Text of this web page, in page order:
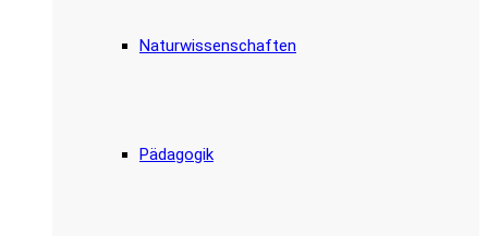
Naturwissenschaften
Pädagogik